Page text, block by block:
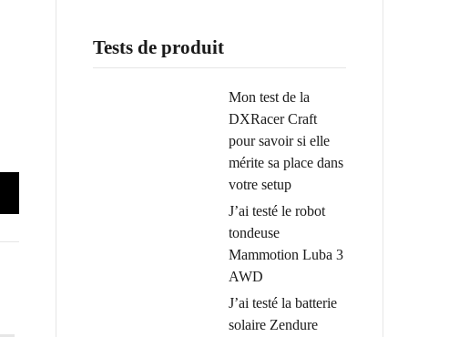
Tests de produit
Mon test de la
DXRacer Craft
pour savoir si elle
mérite sa place dans
votre setup
J’ai testé le robot
tondeuse
Mammotion Luba 3
AWD
J’ai testé la batterie
solaire Zendure